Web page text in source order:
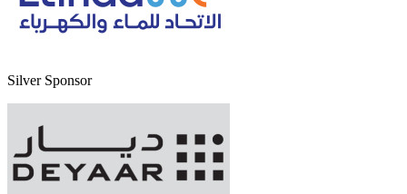
Silver Sponsor